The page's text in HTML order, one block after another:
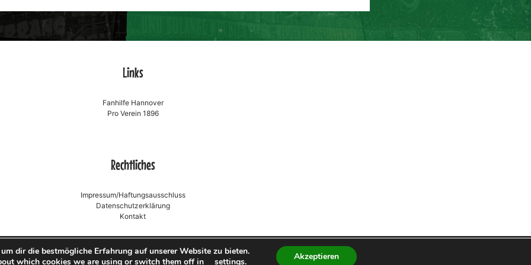
Links
Fanhilfe Hannover
Pro Verein 1896
Rechtliches
Impressum/Haftungsausschluss
Datenschutzerklärung
Kontakt
|Theme:BloggerbyNiteothemes.
dir die bestmögliche Erfahrung auf unserer Website zu bieten.
which cookies we are using or switch them off in
settings. Akzeptieren